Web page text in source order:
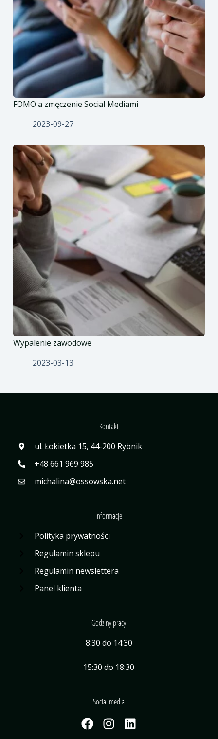
FOMO a zmęczenie Social Mediami
2023-09-27
Wypalenie zawodowe
2023-03-13
Kontakt
ul. Łokietka 15, 44-200 Rybnik
+48 661 969 985
michalina@ossowska.net
Informacje
Polityka prywatności
Regulamin sklepu
Regulamin newslettera
Panel klienta
Godziny pracy
8:30 do 14:30
15:30 do 18:30
Social media